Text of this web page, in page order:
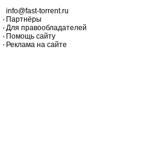
info@fast-torrent.ru
Партнёры
Для правообладателей
Помощь сайту
Реклама на сайте